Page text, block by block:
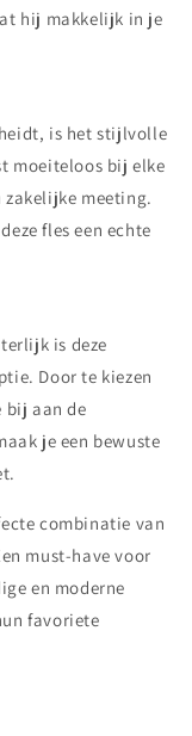
hij makkelijk in je
is het stijlvolle
moeiteloos bij elke
meeting.
fles een echte
is deze
Door te kiezen
bij aan de
je een bewuste
combinatie van
must-have voor
en moderne
favoriete